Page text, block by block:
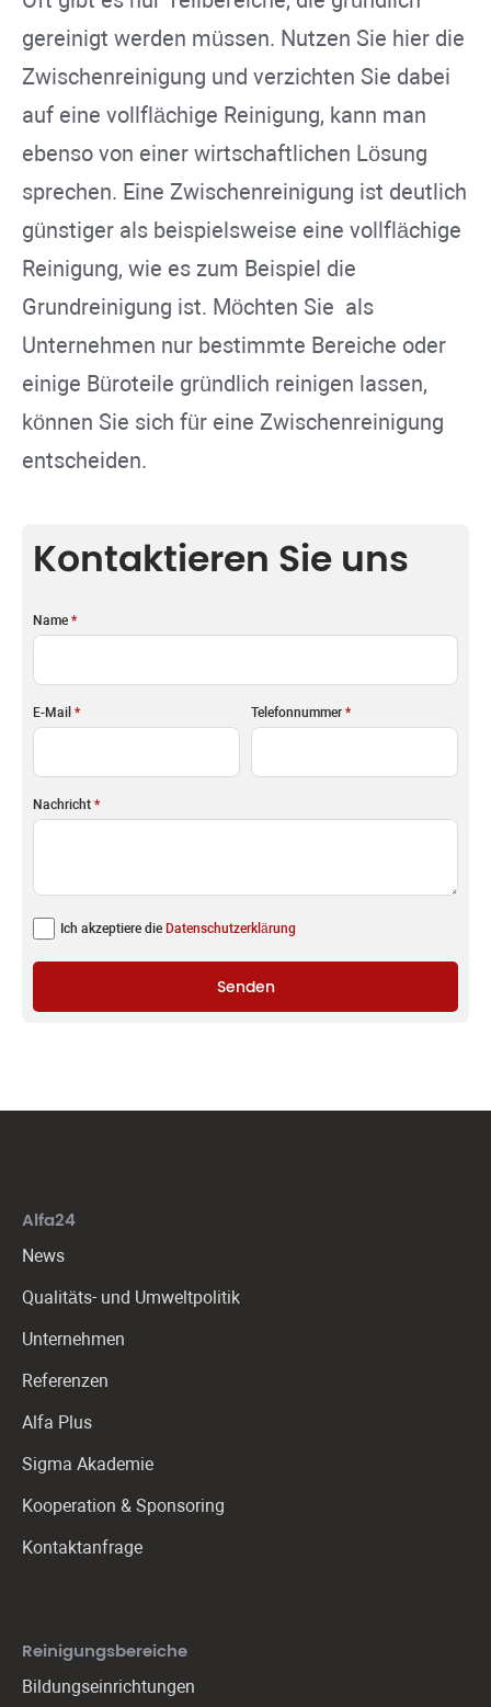
gereinigt werden müssen. Nutzen Sie hier die
Zwischenreinigung und verzichten Sie dabei
auf eine vollflächige Reinigung, kann man
ebenso von einer wirtschaftlichen Lösung
sprechen. Eine Zwischenreinigung ist deutlich
günstiger als beispielsweise eine vollflächige
Reinigung, wie es zum Beispiel die
Grundreinigung ist. Möchten Sie als
Unternehmen nur bestimmte Bereiche oder
einige Büroteile gründlich reinigen lassen,
können Sie sich für eine Zwischenreinigung
entscheiden.
Kontaktieren Sie uns
Name *
E-Mail * Telefonnummer *
Nachricht *
Ich akzeptiere die Datenschutzerklärung
Senden
Alfa24
News
Qualitäts- und Umweltpolitik
Unternehmen
Referenzen
Alfa Plus
Sigma Akademie
Kooperation & Sponsoring
Kontaktanfrage
Reinigungs­bereiche
Bildungseinrichtungen